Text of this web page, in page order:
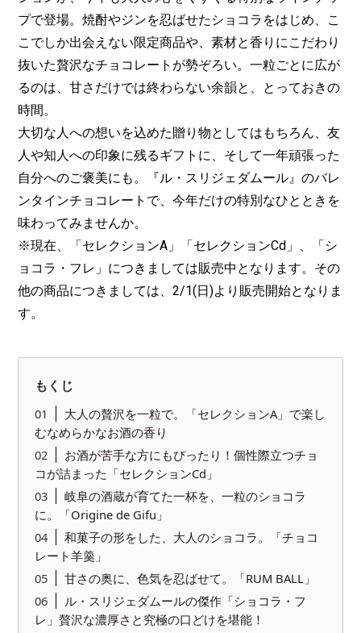
プで登場。焼酎やジンを忍ばせたショコラをはじめ、こ
こでしか出会えない限定商品や、素材と香りにこだわり
抜いた贅沢なチョコレートが勢ぞろい。一粒ごとに広が
るのは、甘さだけでは終わらない余韻と、とっておきの
時間。
大切な人への想いを込めた贈り物としてはもちろん、友
人や知人への印象に残るギフトに、そして一年頑張った
自分へのご褒美にも。『ル・スリジェダムール』のバレ
ンタインチョコレートで、今年だけの特別なひとときを
味わってみませんか。
※現在、「セレクションA」「セレクションCd」、「シ
ョコラ・フレ」につきましては販売中となります。その
他の商品につきましては、2/1(日)より販売開始となりま
す。
もくじ
大人の贅沢を一粒で。「セレクションA」で楽し
むなめらかなお酒の香り
お酒が苦手な方にもぴったり！個性際立つチョ
コが詰まった「セレクションCd」
岐阜の酒蔵が育てた一杯を、一粒のショコラ
に。「Origine de Gifu」
和菓子の形をした、大人のショコラ。「チョコ
レート羊羹」
甘さの奥に、色気を忍ばせて。「RUM BALL」
ル・スリジェダムールの傑作「ショコラ・フ
レ」贅沢な濃厚さと究極の口どけを堪能！